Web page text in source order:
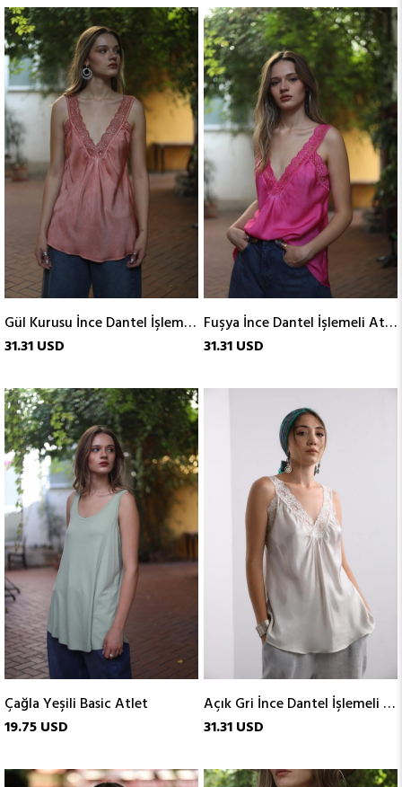
Gül Kurusu İnce Dantel İşlemeli Atlet
31.31 USD
Fuşya İnce Dantel İşlemeli Atlet
31.31 USD
Çağla Yeşili Basic Atlet
19.75 USD
Açık Gri İnce Dantel İşlemeli Atlet
31.31 USD